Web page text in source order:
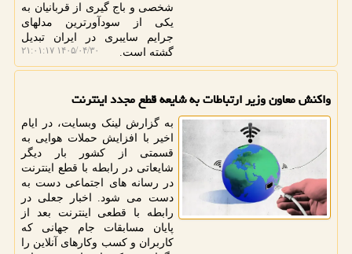
شخصی و باج گیری از قربانیان به
یکی از سودآورترین مدلهای
جرایم سایبری در ایران تبدیل
گشته است.
۱۴۰۵/۰۴/۳۰ ۲۱:۰۱:۱۷
واکنش معاون وزیر ارتباطات به شایعه قطع مجدد اینترنت
به گزارش لینک وبسایت، در ایام
اخیر با افزایش حملات هوایی به
قسمتی از کشور بار دیگر
شایعاتی در رابطه با قطع اینترنت
در رسانه های اجتماعی دست به
دست می شود. اخبار جعلی در
رابطه با قطعی اینترنت بعد از
پایان مسابقات جام جهانی که
کاربران و کسب وکارهای آنلاین را